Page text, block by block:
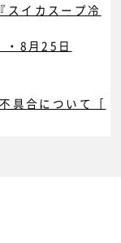
スイカスープ冷
・8月25日
具合について［